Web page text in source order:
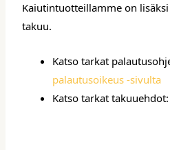
Kaiutintuotteillamme on
takuu.
Katso tarkat
palautusoikeus -sivulta
Katso tarkat